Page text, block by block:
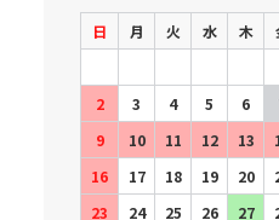
日 月 火 水 木
2
3 4 5 6
9
10 11 12 13
16
17 18 19 20
23
24 25 26 27